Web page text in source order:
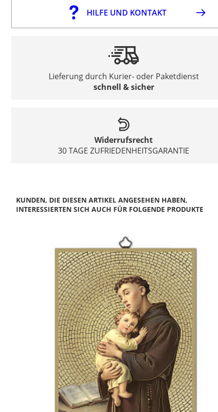
HILFE UND KONTAKT
Lieferung durch Kurier- oder Paketdienst
schnell & sicher
Widerrufsrecht
30 TAGE ZUFRIEDENHEITSGARANTIE
KUNDEN, DIE DIESEN ARTIKEL ANGESEHEN HABEN,
INTERESSIERTEN SICH AUCH FÜR FOLGENDE PRODUKTE